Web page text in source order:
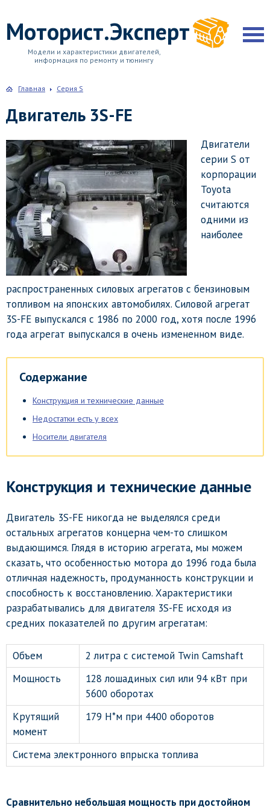
Моторист.Эксперт
Модели и характеристики двигателей,
информация по ремонту и тюнингу
Главная Серия S
Двигатель 3S-FE
Двигатели
серии S от
корпорации
Toyota
считаются
одними из
наиболее
распространенных силовых агрегатов с бензиновым
топливом на японских автомобилях. Силовой агрегат
3S-FE выпускался с 1986 по 2000 год, хотя после 1996
года агрегат выпускался в очень измененном виде.
Содержание
Конструкция и технические данные
Недостатки есть у всех
Носители двигателя
Конструкция и технические данные
Двигатель 3S-FE никогда не выделялся среди
остальных агрегатов концерна чем-то слишком
выдающимся. Глядя в историю агрегата, мы можем
сказать, что особенностью мотора до 1996 года была
отличная надежность, продуманность конструкции и
способность к восстановлению. Характеристики
разрабатывались для двигателя 3S-FE исходя из
средних показателей по другим агрегатам:
Объем
2 литра с системой Twin Camshaft
Мощность
128 лошадиных сил или 94 кВт при
5600 оборотах
Крутящий
момент
179 Н*м при 4400 оборотов
Система электронного впрыска топлива
Сравнительно небольшая мощность при достойном